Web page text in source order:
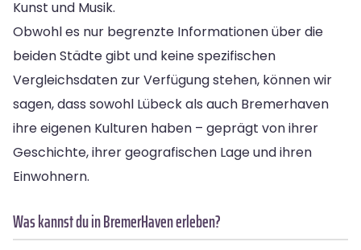
Kunst und Musik.
Obwohl es nur begrenzte Informationen über die
beiden Städte gibt und keine spezifischen
Vergleichsdaten zur Verfügung stehen, können wir
sagen, dass sowohl Lübeck als auch Bremerhaven
ihre eigenen Kulturen haben – geprägt von ihrer
Geschichte, ihrer geografischen Lage und ihren
Einwohnern.
Was kannst du in Bremer­Haven erleben?